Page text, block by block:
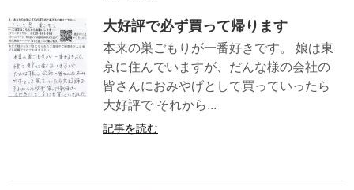
大好評で必ず買って帰ります
本来の巣ごもりが一番好きです。 娘は東
京に住んでいますが、だんな様の会社の
皆さんにおみやげとして買っていったら
大好評で それから...
記事を読む